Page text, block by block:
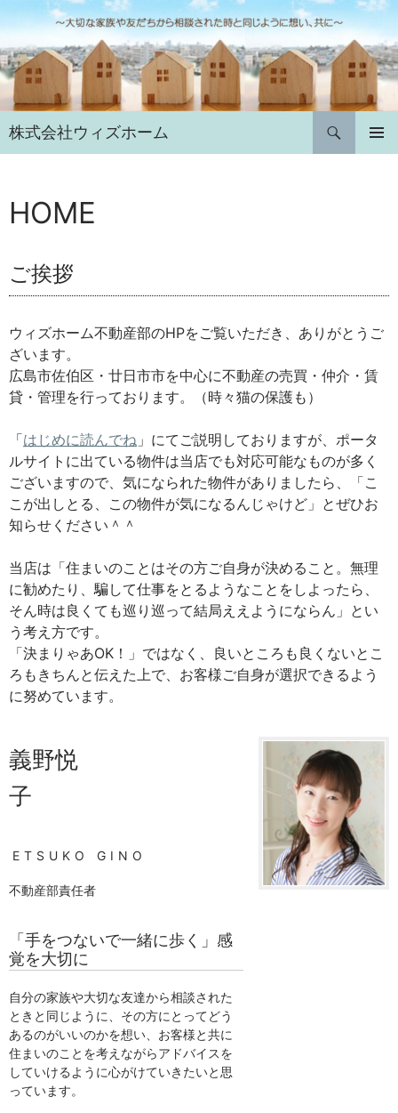
ン
テ
ン
ツ
へ
ス
キ
プ
株式会社ウィズホーム
検
索
HOME
ご挨拶
ウィズホーム不動産部のHPをご覧いただき、ありがとうご
ざいます。
広島市佐伯区・廿日市市を中心に不動産の売買・仲介・賃
貸・管理を行っております。（時々猫の保護も）
「はじめに読んでね 」にてご説明しておりますが、ポータ
ルサイトに出ている物件は当店でも対応可能なものが多く
ございますので、気になられた物件がありましたら、「こ
こが出しとる、この物件が気になるんじゃけど」とぜひお
知らせください＾＾
当店は「住まいのことはその方ご自身が決めること。無理
に勧めたり、騙して仕事をとるようなことをしよったら、
そん時は良くても巡り巡って結局ええようにならん」とい
う考え方です。
「決まりゃあOK！」ではなく、良いところも良くないとこ
ろもきちんと伝えた上で、お客様ご自身が選択できるよう
に努めています。
義野悦
子
ETSUKO GINO
不動産部責任者
「手をつないで一緒に歩く」感
覚を大切に
自分の家族や大切な友達から相談された
ときと同じように、その方にとってどう
あるのがいいのかを想い、お客様と共に
住まいのことを考えながらアドバイスを
していけるように心がけていきたいと思
っています。